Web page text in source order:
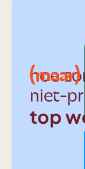
(maar)
hoe
niet-
top